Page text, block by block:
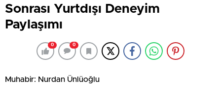
Sonrası Yurtdışı Deneyim
Paylaşımı
0 0
Muhabir: Nurdan Ünlüoğlu